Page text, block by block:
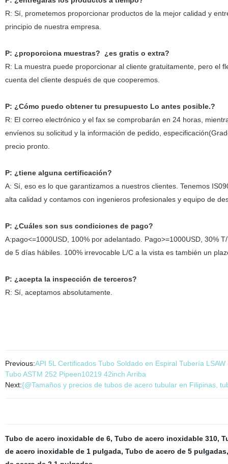
R: Sí, prometemos proporcionar productos de la mejor calidad y
principio de nuestra empresa.
P: ¿proporciona muestras? ¿es gratis o extra?
R: La muestra puede proporcionar al cliente gratuitamente, pero el
cuenta del cliente después de que cooperemos.
P: ¿Cómo puedo obtener tu presupuesto Lo antes posible.?
R: El correo electrónico y el fax se comprobarán en 24 horas,
envíenos su solicitud y la información de pedido,
precio pronto.
P: ¿tiene alguna certificación?
A: Sí, eso es lo que garantizamos a nuestros clientes. Tenemos
alta calidad y contamos con ingenieros profesionales y equipo de
P: ¿Cuáles son sus condiciones de pago?
A:pago<=1000USD, 100% por adelantado. Pago>=1000USD, 30%
de 5 días hábiles. 100% irrevocable L/C a la vista es también un
P: ¿acepta la inspección de terceros?
R: Sí, aceptamos absolutamente.
Previous:API 5L Certificados Tubo Soldado en Espiral Tubería
Tubo ASTM 252 Pipeen10219 42inch Arriba
Next:{@Tamaños y precios de tubos de acero tubular en Filipinas,
Tubo de acero inoxidable de 6, Tubo de acero inoxidable 310,
de acero inoxidable de 1 pulgada, Tubo de acero de 5 pulgadas